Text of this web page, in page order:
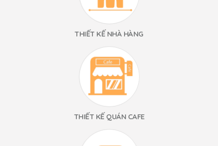
THIẾT KẾ NHÀ HÀNG
THIẾT KẾ QUÁN CAFE